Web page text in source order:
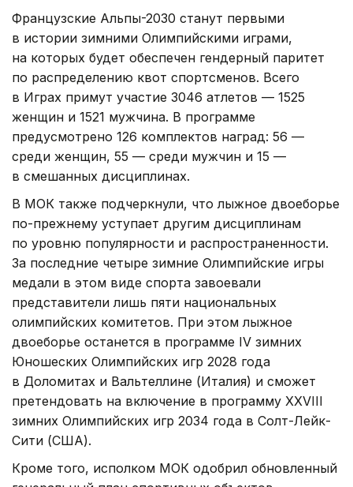
Французские Альпы-2030 станут первыми
в истории зимними Олимпийскими играми,
на которых будет обеспечен гендерный паритет
по распределению квот спортсменов. Всего
в Играх примут участие 3046 атлетов — 1525
женщин и 1521 мужчина. В программе
предусмотрено 126 комплектов наград: 56 —
среди женщин, 55 — среди мужчин и 15 —
в смешанных дисциплинах.
В МОК также подчеркнули, что лыжное двоеборье
по-прежнему уступает другим дисциплинам
по уровню популярности и распространенности.
За последние четыре зимние Олимпийские игры
медали в этом виде спорта завоевали
представители лишь пяти национальных
олимпийских комитетов. При этом лыжное
двоеборье останется в программе IV зимних
Юношеских Олимпийских игр 2028 года
в Доломитах и Вальтеллине (Италия) и сможет
претендовать на включение в программу XXVIII
зимних Олимпийских игр 2034 года в Солт-Лейк-
Сити (США).
Кроме того, исполком МОК одобрил обновленный